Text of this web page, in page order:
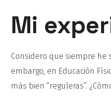
Mi
Considero que siempre he
embargo, en Educación
más bien “reguleras”.